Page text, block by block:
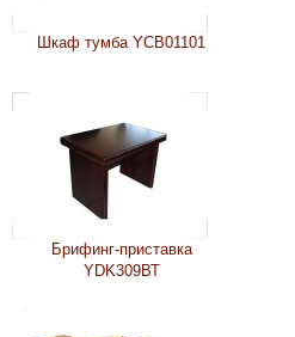
Шкаф тумба YCB01101
Брифинг-приставка
YDK309ВТ